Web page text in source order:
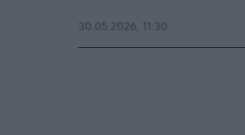
30.05.2026, 11:30